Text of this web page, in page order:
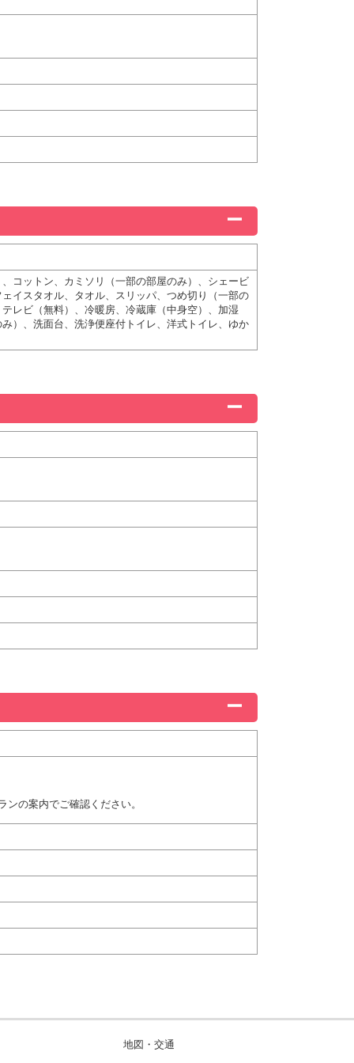
コットン、カミソリ（一部の部屋のみ）、シェービ
イスタオル、タオル、スリッパ、つめ切り（一部の
レビ（無料）、冷暖房、冷蔵庫（中身空）、加湿
）、洗面台、洗浄便座付トイレ、洋式トイレ、ゆか
の案内でご確認ください。
地図・交通